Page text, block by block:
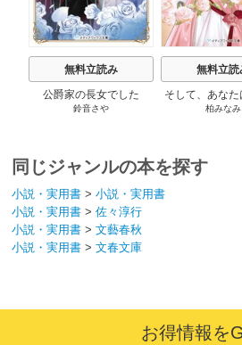
無料立読み
公爵家の長女でした
鈴音さや
無料立読
そして、あな
てる
柏みなみ
同じジャンルの本を探す
小説・実用書 > 小説・実用書
小説・実用書 > 佐々淳行
小説・実用書 > 文藝春秋
小説・実用書 > 文春文庫
お得情報を